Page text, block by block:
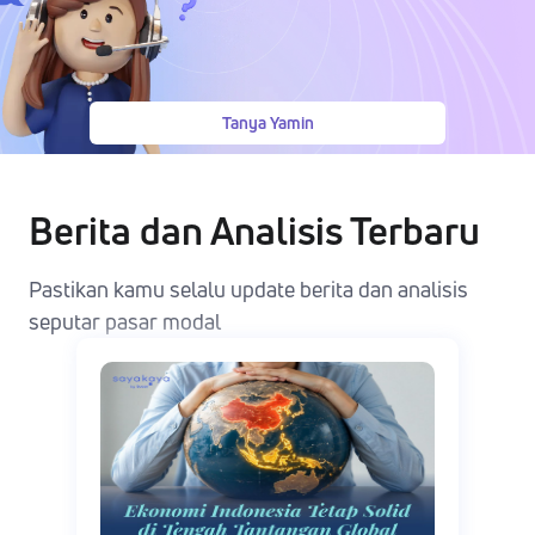
Tanya Yamin
Berita dan Analisis Terbaru
Pastikan kamu selalu update berita dan analisis
seputar pasar modal